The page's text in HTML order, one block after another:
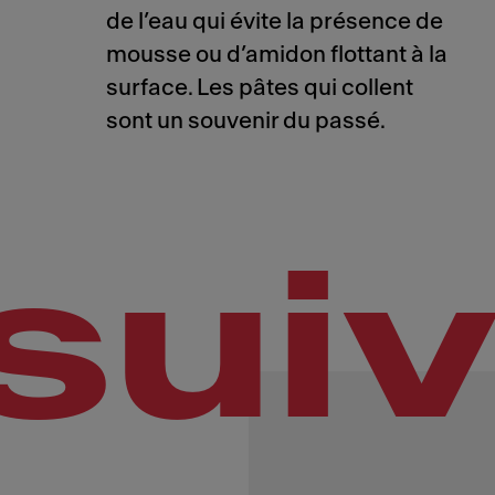
de l’eau qui évite la présence de
mousse ou d’amidon flottant à la
surface. Les pâtes qui collent
sont un souvenir du passé.